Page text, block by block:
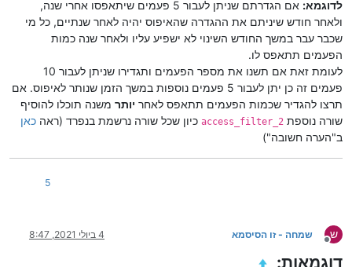
לדוגמא:
אם הגדרתם שניתן לעבור 5 פעמים שיתאפסו אחרי שנה,
ולאחר חודש שיניתם את ההגדרה שהאיפוס יהיה לאחר שנתיים, כל מי
שכבר עבר במשך החודש השינוי לא ישפיע עליו ולאחר שנה כמות
הפעמים תתאפס לו.
לעומת זאת אם תשנו את מספר הפעמים ותגדירו שניתן לעבור 10
פעמים זה כן יתן לעבור 5 פעמים נוספות במשך הזמן שנותר לאיפוס. אם
תרצו להגדיר שכמות הפעמים תתאפס לאחר יותר משנה תוכלו להוסיף
שורה נוספת access_filter_2 כיון שכל שורה נרשמת בנפרד (ראה כאן
ב"הערה חשובה")
5
ש
מנותק
שמחה - זו הסיסמא 4 ביולי 2021, 8:47
דוגמאות: